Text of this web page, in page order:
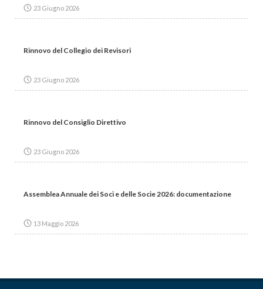
23 Giugno 2026
Rinnovo del Collegio dei Revisori
23 Giugno 2026
Rinnovo del Consiglio Direttivo
23 Giugno 2026
Assemblea Annuale dei Soci e delle Socie 2026: documentazione
13 Maggio 2026